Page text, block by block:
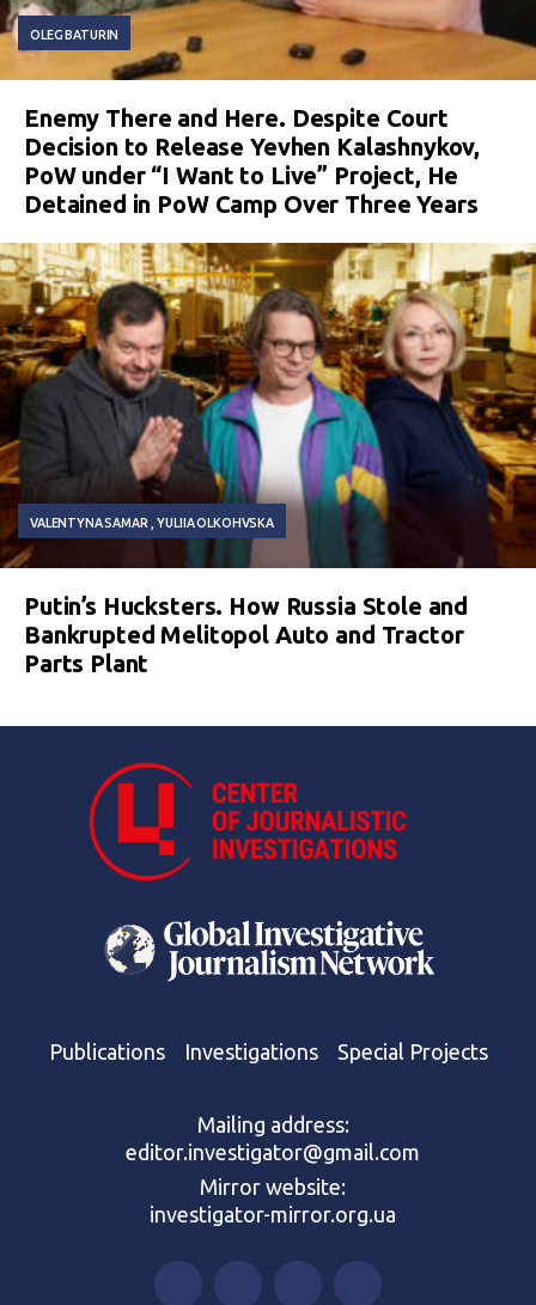
OLEG BATURIN
Enemy There and Here. Despite Court
Decision to Release Yevhen Kalashnykov,
PoW under “I Want to Live” Project, He
Detained in PoW Camp Over Three Years
VALENTYNA SAMAR YULIIA OLKOHVSKA
Putin’s Hucksters. How Russia Stole and
Bankrupted Melitopol Auto and Tractor
Parts Plant
Publications Investigations Special Projects
Mailing address:
editor.investigator@gmail.com
Mirror website:
investigator-mirror.org.ua